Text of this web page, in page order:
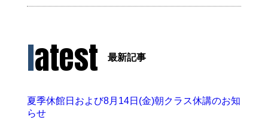
latest 最新記事
夏季休館日および8月14日(金)朝クラス休講のお知
らせ